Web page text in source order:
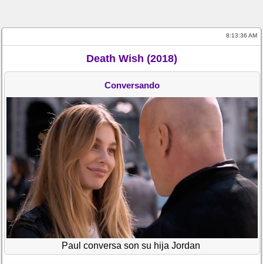
8:13:36 AM
Death Wish (2018)
Conversando
Paul conversa son su hija Jordan